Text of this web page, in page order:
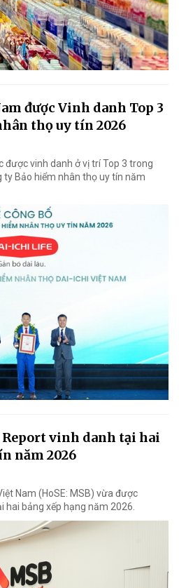
được Vinh danh Top 3
thọ uy tín 2026
được vinh danh ở vị trí Top 3 trong
ty Bảo hiểm nhân thọ uy tín năm
vinh danh tại hai
năm 2026
Nam (HoSE: MSB) vừa được
bảng xếp hạng năm 2026.